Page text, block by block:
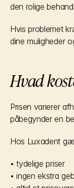
den rolige
Hvis problemet
dine muligheder
Hvad
Prisen varierer
påbegynder en
Hos Luxadent
• tydelige priser
• ingen ekstra